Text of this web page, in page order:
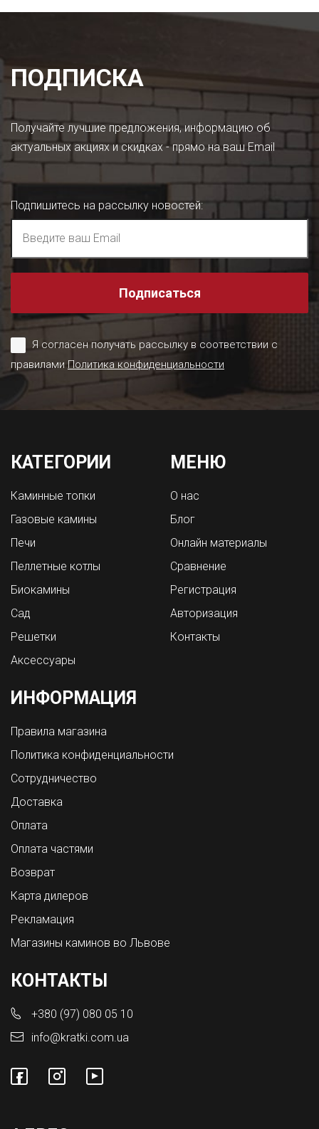
ПОДПИСКА
Получайте лучшие предложения, информацию об
актуальных акциях и скидках - прямо на ваш Email
Подпишитесь на рассылку новостей:
Подписаться
Я согласен получать рассылку в соответствии с
правиламиПолитика конфиденциальности
КАТЕГОРИИ
Каминные топки
Газовые камины
Печи
Пеллетные котлы
Биокамины
Сад
Решетки
Аксессуары
МЕНЮ
О нас
Блог
Онлайн материалы
Сравнение
Регистрация
Авторизация
Контакты
ИНФОРМАЦИЯ
Правила магазина
Политика конфиденциальности
Сотрудничество
Доставка
Оплата
Оплата частями
Возврат
Карта дилеров
Рекламация
Магазины каминов во Львове
КОНТАКТЫ
+380 (97) 080 05 10
info@kratki.com.ua